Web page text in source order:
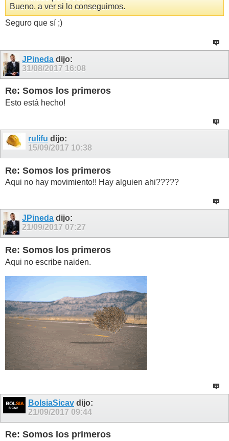
Bueno, a ver si lo conseguimos.
Seguro que sí ;)
JPineda dijo:
31/08/2017 16:08
Re: Somos los primeros
Esto está hecho!
rulifu dijo:
15/09/2017 10:38
Re: Somos los primeros
Aqui no hay movimiento!! Hay alguien ahi?????
JPineda dijo:
21/09/2017 07:27
Re: Somos los primeros
Aqui no escribe naiden.
BolsiaSicav dijo:
21/09/2017 09:44
Re: Somos los primeros